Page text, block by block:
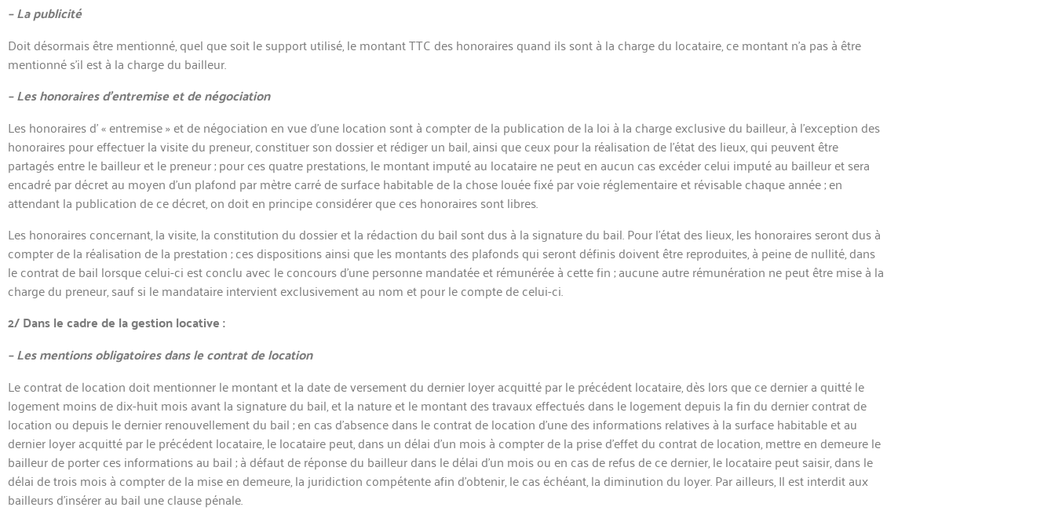
– La publicité
Doit désormais être mentionné, quel que soit le support utilisé, le montant TTC des honoraires quand ils sont à la charge du locataire, ce montant n’a pas à être
mentionné s’il est à la charge du bailleur.
– Les honoraires d’entremise et de négociation
Les honoraires d’ « entremise » et de négociation en vue d’une location sont à compter de la publication de la loi à la charge exclusive du bailleur, à l’exception des
honoraires pour effectuer la visite du preneur, constituer son dossier et rédiger un bail, ainsi que ceux pour la réalisation de l’état des lieux, qui peuvent être
partagés entre le bailleur et le preneur ; pour ces quatre prestations, le montant imputé au locataire ne peut en aucun cas excéder celui imputé au bailleur et sera
encadré par décret au moyen d’un plafond par mètre carré de surface habitable de la chose louée fixé par voie réglementaire et révisable chaque année ; en
attendant la publication de ce décret, on doit en principe considérer que ces honoraires sont libres.
Les honoraires concernant, la visite, la constitution du dossier et la rédaction du bail sont dus à la signature du bail. Pour l’état des lieux, les honoraires seront dus à
compter de la réalisation de la prestation ; ces dispositions ainsi que les montants des plafonds qui seront définis doivent être reproduites, à peine de nullité, dans
le contrat de bail lorsque celui-ci est conclu avec le concours d’une personne mandatée et rémunérée à cette fin ; aucune autre rémunération ne peut être mise à la
charge du preneur, sauf si le mandataire intervient exclusivement au nom et pour le compte de celui-ci.
2/ Dans le cadre de la gestion locative :
– Les mentions obligatoires dans le contrat de location
Le contrat de location doit mentionner le montant et la date de versement du dernier loyer acquitté par le précédent locataire, dès lors que ce dernier a quitté le
logement moins de dix-huit mois avant la signature du bail, et la nature et le montant des travaux effectués dans le logement depuis la fin du dernier contrat de
location ou depuis le dernier renouvellement du bail ; en cas d’absence dans le contrat de location d’une des informations relatives à la surface habitable et au
dernier loyer acquitté par le précédent locataire, le locataire peut, dans un délai d’un mois à compter de la prise d’effet du contrat de location, mettre en demeure le
bailleur de porter ces informations au bail ; à défaut de réponse du bailleur dans le délai d’un mois ou en cas de refus de ce dernier, le locataire peut saisir, dans le
délai de trois mois à compter de la mise en demeure, la juridiction compétente afin d’obtenir, le cas échéant, la diminution du loyer. Par ailleurs, Il est interdit aux
bailleurs d’insérer au bail une clause pénale.